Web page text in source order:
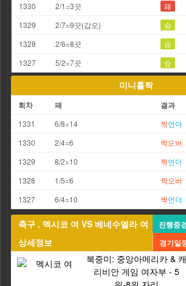
1330
2/1=3끗
패
1329
2/7=9끗(갑오)
승
1328
2/6=8끗
승
1327
5/2=7끗 승
미니홀짝
회차 패 결과
1331 6/8=14 짝언더
1330
2/4=6 짝오버
1329
8/2=10 짝언더
1328
1/5=6 짝오버
1327
6/4=10 짝언더
축구 . 멕시코 여 VS 베네수엘라 여
상세정보
진행중
경기일
북중미: 중앙아메리카 & 캐
리비안 게임 여자부 - 5